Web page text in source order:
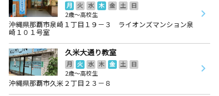
月 火 水 木 金 土
日
2歳～高校生
沖縄県那覇市泉崎１丁目１９－３ ライオンズマンション泉
崎１０１号室
久米大通り教室
月 火 水 木 金 土
日
2歳～高校生
沖縄県那覇市久米２丁目２３－８